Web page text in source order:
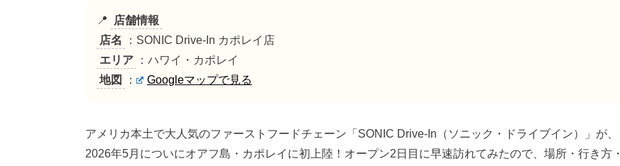
📍
店舗情報
店名
：SONIC Drive-In カポレイ店
エリア
：ハワイ・カポレイ
地図
： Googleマップで見る
アメリカ本土で大人気のファーストフードチェーン「SONIC Drive-In（ソニック・ドライブイン）」が、
2026年5月についにオアフ島・カポレイに初上陸！オープン2日目に早速訪れてみたので、場所・行き方・